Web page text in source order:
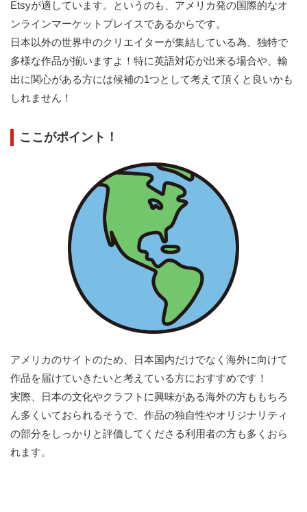
Etsyが適しています。というのも、アメリカ発の国際的なオ
ンラインマーケットプレイスであるからです。
日本以外の世界中のクリエイターが集結している為、独特で
多様な作品が揃いますよ！特に英語対応が出来る場合や、輸
出に関心がある方には候補の1つとして考えて頂くと良いかも
しれません！
ここがポイント！
アメリカのサイトのため、日本国内だけでなく海外に向けて
作品を届けていきたいと考えている方におすすめです！
実際、日本の文化やクラフトに興味がある海外の方ももちろ
ん多くいておられるそうで、作品の独自性やオリジナリティ
の部分をしっかりと評価してくださる利用者の方も多くおら
れます。